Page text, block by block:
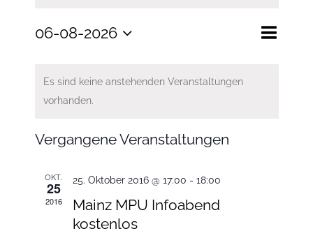
Suche
Monat
06-08-2026
wählen.
von
Veranstaltungen
Es sind keine anstehenden Veranstaltungen
vorhanden.
Vergangene Veranstaltungen
OKT.
25
2016
25. Oktober 2016 @ 17:00 - 18:00
Mainz MPU Infoabend
kostenlos